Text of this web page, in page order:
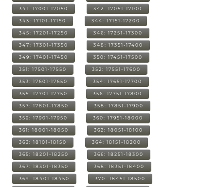
341: 17001-17050 342: 17051-17100
343: 17101-17150 344: 17151-17200
345: 17201-17250 346: 17251-17300
347: 17301-17350 348: 17351-17400
349: 17401-17450 350: 17451-17500
351: 17501-17550 352: 17551-17600
353: 17601-17650 354: 17651-17700
355: 17701-17750 356: 17751-17800
357: 17801-17850 358: 17851-17900
359: 17901-17950 360: 17951-18000
361: 18001-18050 362: 18051-18100
363: 18101-18150 364: 18151-18200
365: 18201-18250 366: 18251-18300
367: 18301-18350 368: 18351-18400
369: 18401-18450 370: 18451-18500